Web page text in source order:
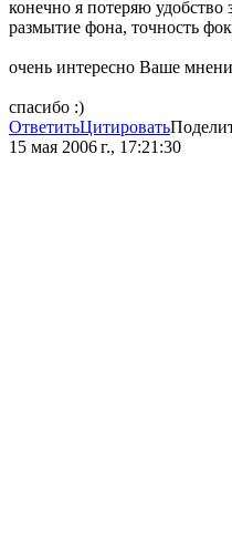
конечно я потеряю удобство
размытие фона, точность
очень интересно Ваше
спасибо :)
ОтветитьЦитировать
15 мая 2006 г., 17:21:30